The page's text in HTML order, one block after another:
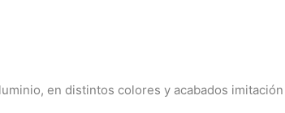
en distintos colores y acabados imitación